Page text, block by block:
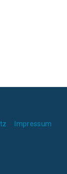
Impressum